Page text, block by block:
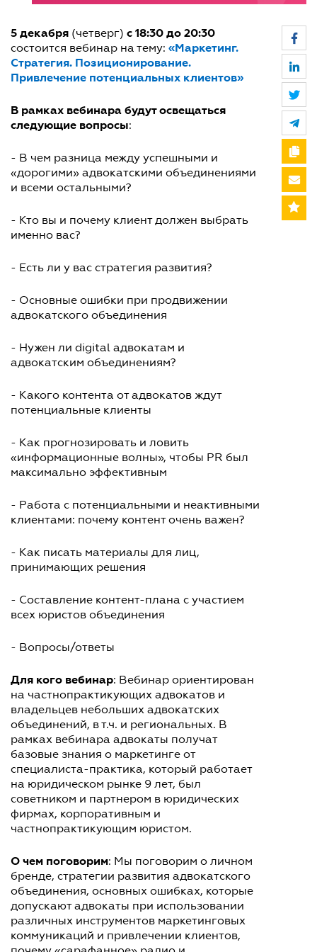
5 декабря (четверг) c 18:30 до 20:30
состоится вебинар на тему: «Маркетинг.
Стратегия. Позиционирование.
Привлечение потенциальных клиентов»
В рамках вебинара будут освещаться
следующие вопросы:
- В чем разница между успешными и
«дорогими» адвокатскими объединениями
и всеми остальными?
- Кто вы и почему клиент должен выбрать
именно вас?
- Есть ли у вас стратегия развития?
- Основные ошибки при продвижении
адвокатского объединения
- Нужен ли digital адвокатам и
адвокатским объединениям?
- Какого контента от адвокатов ждут
потенциальные клиенты
- Как прогнозировать и ловить
«информационные волны», чтобы PR был
максимально эффективным
- Работа с потенциальными и неактивными
клиентами: почему контент очень важен?
- Как писать материалы для лиц,
принимающих решения
- Составление контент-плана с участием
всех юристов объединения
- Вопросы/ответы
Для кого вебинар: Вебинар ориентирован
на частнопрактикующих адвокатов и
владельцев небольших адвокатских
объединений, в т.ч. и региональных. В
рамках вебинара адвокаты получат
базовые знания о маркетинге от
специалиста-практика, который работает
на юридическом рынке 9 лет, был
советником и партнером в юридических
фирмах, корпоративным и
частнопрактикующим юристом.
О чем поговорим: Мы поговорим о личном
бренде, стратегии развития адвокатского
объединения, основных ошибках, которые
допускают адвокаты при использовании
различных инструментов маркетинговых
коммуникаций и привлечении клиентов,